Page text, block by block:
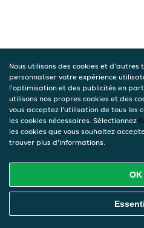
Nous utilisons des cookies et
personnaliser votre expérience
l'optimisation et des publicités en
utilisons nos propres cookies et des
vous acceptez l'utilisation de tous les
les cookies nécessaires. Sélectionnez
les cookies que vous souhaitez
trouver plus d'informations.
OK